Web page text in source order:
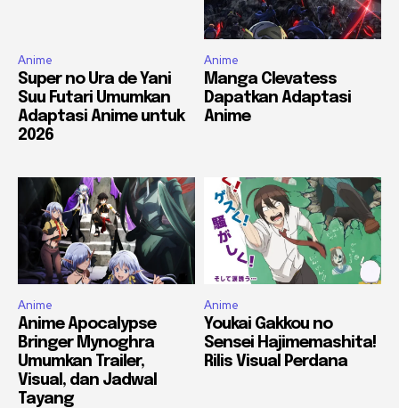
Anime
Super no Ura de Yani
Suu Futari Umumkan
Adaptasi Anime untuk
2026
Anime
Manga Clevatess
Dapatkan Adaptasi
Anime
Anime
Anime Apocalypse
Bringer Mynoghra
Umumkan Trailer,
Visual, dan Jadwal
Tayang
Anime
Youkai Gakkou no
Sensei Hajimemashita!
Rilis Visual Perdana